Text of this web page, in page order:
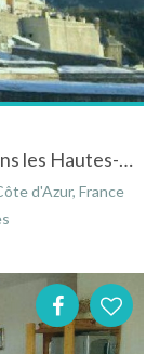
Chalet "l'échauguette" à Briançon dans les Hautes-Alpes (ski, randonnée) avec jardin, salle de jeux
d'Azur, France